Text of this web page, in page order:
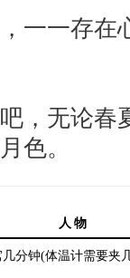
一存在
无论春
色。